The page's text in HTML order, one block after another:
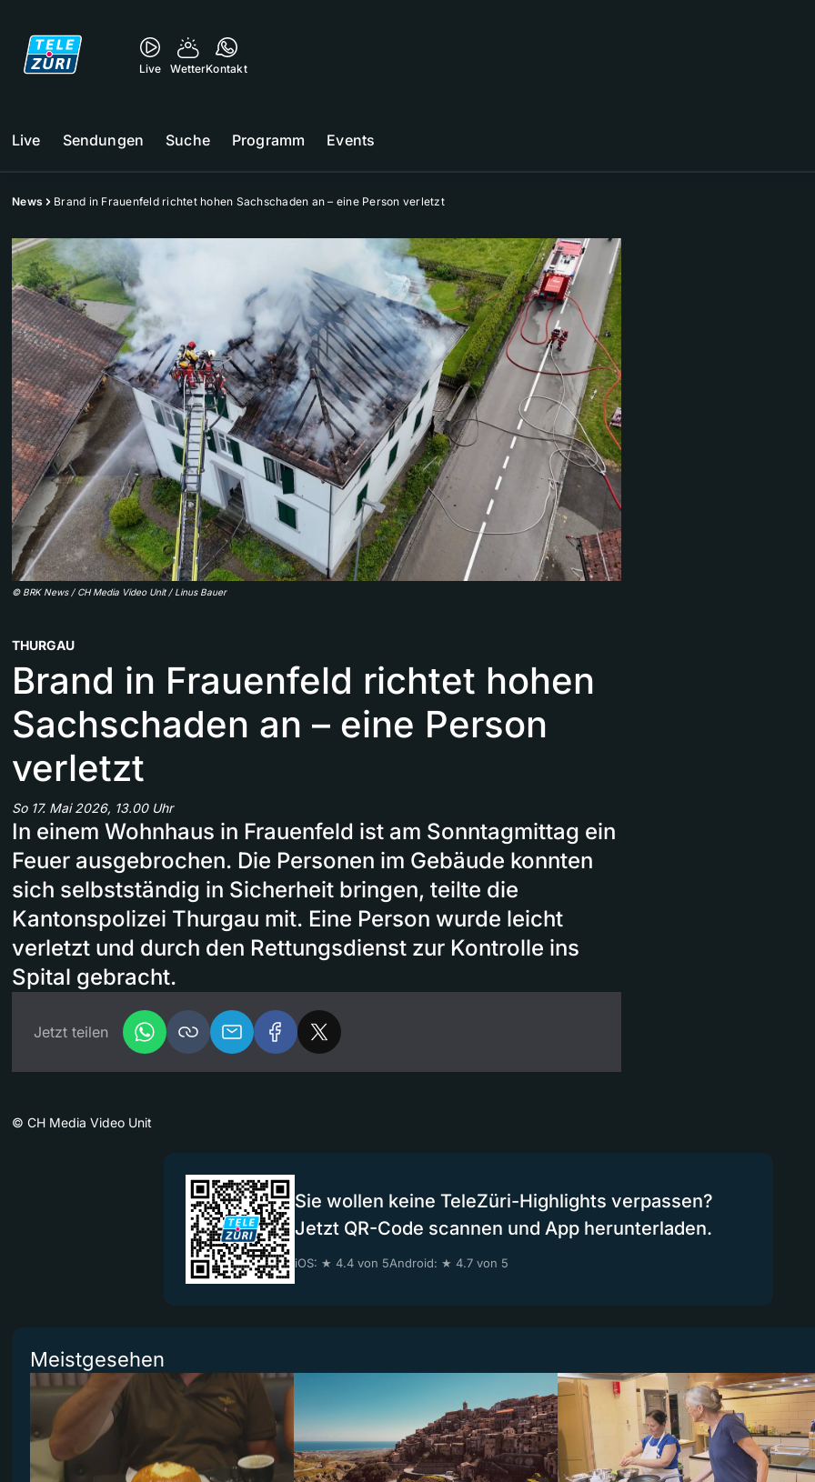
Live WetterKontakt
Live Sendungen Suche Programm Events
News Brand in Frauenfeld richtet hohen Sachschaden an – eine Person verletzt
© BRK News / CH Media Video Unit / Linus Bauer
THURGAU
Brand in Frauenfeld richtet hohen
Sachschaden an – eine Person
verletzt
So 17. Mai 2026, 13.00 Uhr
In einem Wohnhaus in Frauenfeld ist am Sonntagmittag ein
Feuer ausgebrochen. Die Personen im Gebäude konnten
sich selbstständig in Sicherheit bringen, teilte die
Kantonspolizei Thurgau mit. Eine Person wurde leicht
verletzt und durch den Rettungsdienst zur Kontrolle ins
Spital gebracht.
Jetzt teilen
© CH Media Video Unit
Sie wollen keine TeleZüri-Highlights verpassen?
Jetzt QR-Code scannen und App herunterladen.
iOS: ★ 4.4 von 5Android: ★ 4.7 von 5
Meistgesehen